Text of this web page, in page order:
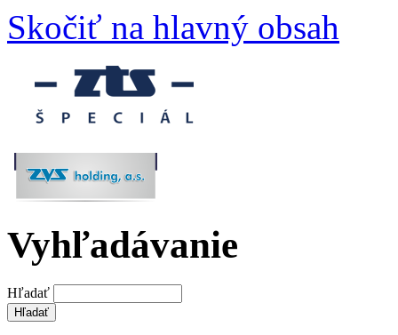
Skočiť na hlavný obsah
Vyhľadávanie
Hľadať